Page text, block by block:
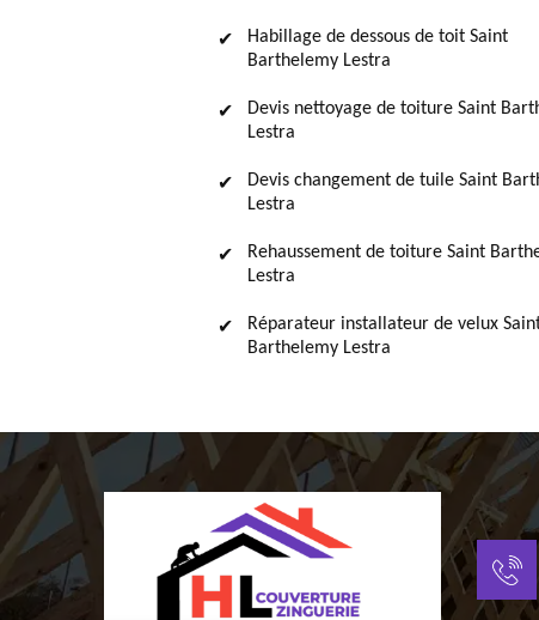
Habillage de dessous de toit Saint
Barthelemy Lestra
Devis nettoyage de toiture Saint
Lestra
Devis changement de tuile Saint
Lestra
Rehaussement de toiture Saint
Lestra
Réparateur installateur de velux
Barthelemy Lestra